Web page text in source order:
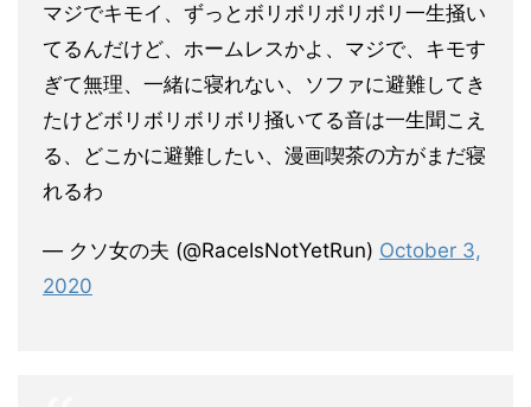
マジでキモイ、ずっとボリボリボリボリ一生掻い
てるんだけど、ホームレスかよ、マジで、キモす
ぎて無理、一緒に寝れない、ソファに避難してき
たけどボリボリボリボリ掻いてる音は一生聞こえ
る、どこかに避難したい、漫画喫茶の方がまだ寝
れるわ
— クソ女の夫 (@RaceIsNotYetRun) October 3,
2020